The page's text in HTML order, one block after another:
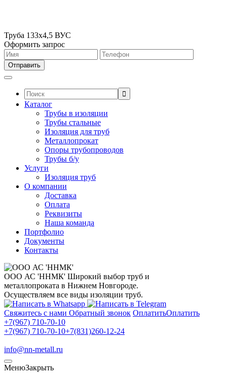
Труба 133х4,5 ВУС
Оформить запрос
Поиск:
Каталог
Трубы в изоляции
Трубы стальные
Изоляция для труб
Металлопрокат
Опоры трубопроводов
Трубы б/у
Услуги
Изоляция труб
О компании
Доставка
Оплата
Реквизиты
Наша команда
Портфолио
Документы
Контакты
ООО АС 'ННМК' Широкий выбор труб и
металлопроката в Нижнем Новгороде.
Осуществляем все виды изоляции труб.
Свяжитесь с нами Обратный звонок ОплатитьОплатить
+7(967) 710-70-10
+7(967) 710-70-10+7(831)260-12-24
info@nn-metall.ru
МенюЗакрыть